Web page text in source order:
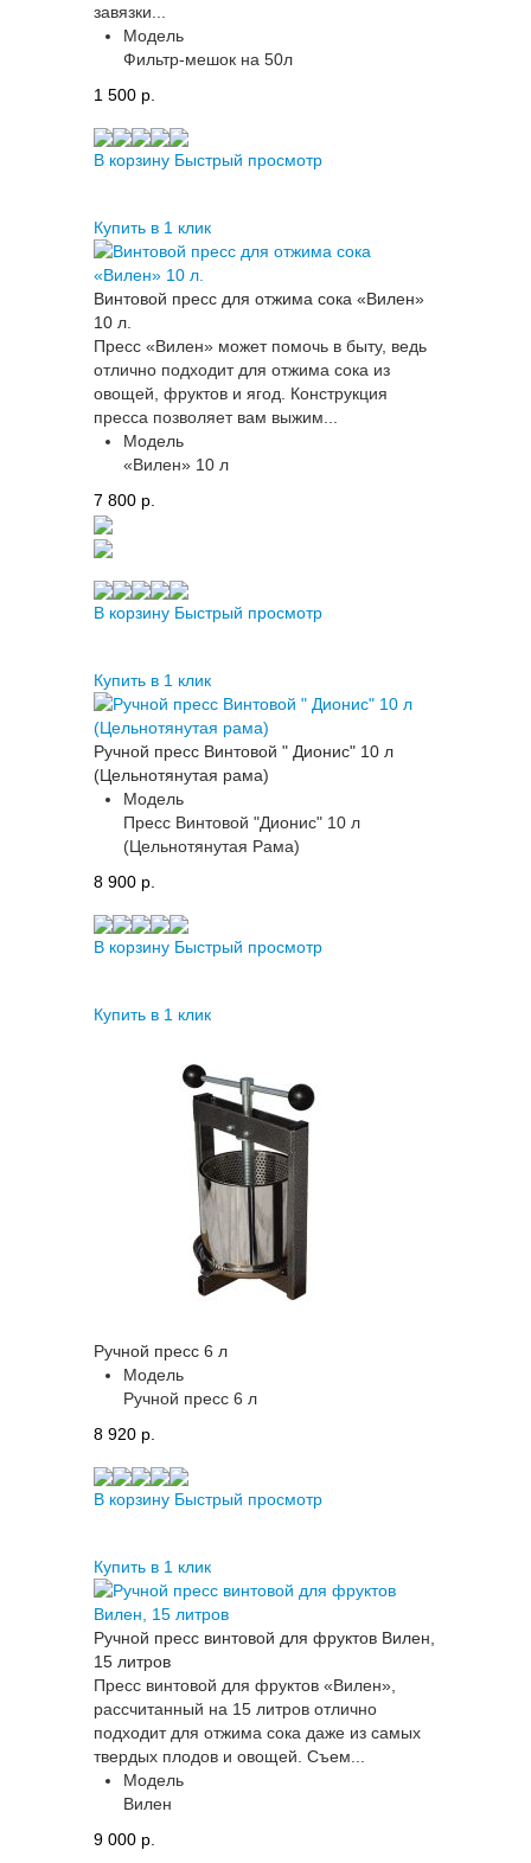
завязки...
Модель
Фильтр-мешок на 50л
1 500 p.
В корзину Быстрый просмотр
Купить в 1 клик
Винтовой пресс для отжима сока «Вилен»
10 л.
Пресс «Вилен» может помочь в быту, ведь
отлично подходит для отжима сока из
овощей, фруктов и ягод. Конструкция
пресса позволяет вам выжим...
Модель
«Вилен» 10 л
7 800 p.
В корзину Быстрый просмотр
Купить в 1 клик
Ручной пресс Винтовой " Дионис" 10 л
(Цельнотянутая рама)
Модель
Пресс Винтовой "Дионис" 10 л
(Цельнотянутая Рама)
8 900 p.
В корзину Быстрый просмотр
Купить в 1 клик
Ручной пресс 6 л
Модель
Ручной пресс 6 л
8 920 p.
В корзину Быстрый просмотр
Купить в 1 клик
Ручной пресс винтовой для фруктов Вилен,
15 литров
Пресс винтовой для фруктов «Вилен»,
рассчитанный на 15 литров отлично
подходит для отжима сока даже из самых
твердых плодов и овощей. Съем...
Модель
Вилен
9 000 p.